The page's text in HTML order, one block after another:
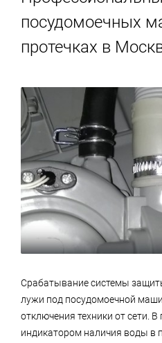
посудомоечных
протечках в
Срабатывание системы
лужи под посудомоечной
отключения техники от сети.
индикатором наличия воды в